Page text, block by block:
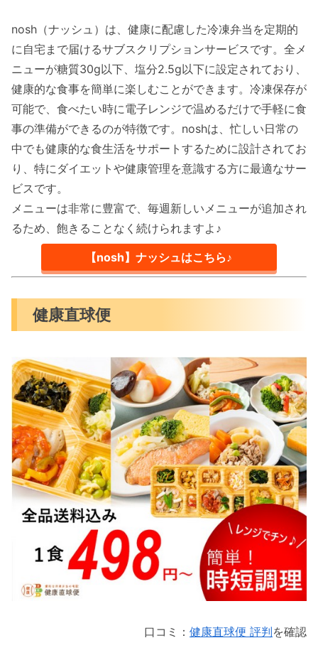
nosh（ナッシュ）は、健康に配慮した冷凍弁当を定期的
に自宅まで届けるサブスクリプションサービスです。全メ
ニューが糖質30g以下、塩分2.5g以下に設定されており、
健康的な食事を簡単に楽しむことができます。冷凍保存が
可能で、食べたい時に電子レンジで温めるだけで手軽に食
事の準備ができるのが特徴です。noshは、忙しい日常の
中でも健康的な食生活をサポートするために設計されてお
り、特にダイエットや健康管理を意識する方に最適なサー
ビスです。
メニューは非常に豊富で、毎週新しいメニューが追加され
るため、飽きることなく続けられますよ♪
【nosh】ナッシュはこちら♪
健康直球便
口コミ： 健康直球便 評判を確認